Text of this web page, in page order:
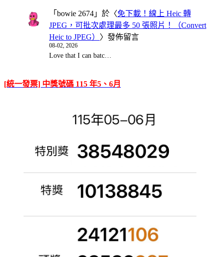
「 bowie 2674 」於〈免下載！線上 Heic 轉
JPEG，可批次處理最多 50 張照片！（Convert
Heic to JPEG） 〉發佈留言
08-02, 2026
Love that I can batc…
[統一發票] 中獎號碼 115 年5、6月